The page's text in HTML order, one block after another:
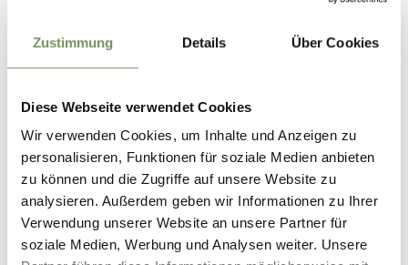
Zustimmung Details Über Cookies
Diese Webseite verwendet Cookies
Wir verwenden Cookies, um Inhalte und Anzeigen zu
personalisieren, Funktionen für soziale Medien anbieten
zu können und die Zugriffe auf unsere Website zu
analysieren. Außerdem geben wir Informationen zu Ihrer
Verwendung unserer Website an unsere Partner für
soziale Medien, Werbung und Analysen weiter. Unsere